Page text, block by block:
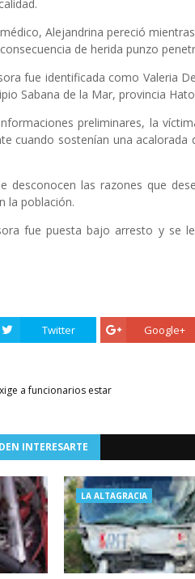
Alejandrina pereció
de herida punzo
fue identificada como Valeria
Sabana de la Mar, provincia
preliminares, la
cuando sostenían una
desconocen las razones que
la población.
fue puesta bajo arresto y se
Twitter Google+
a funcionarios estar
INTERESARTE
LA ALTAGRACIA